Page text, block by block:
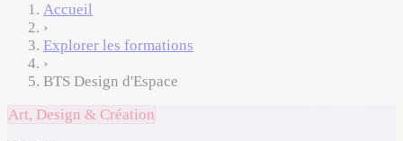
Accueil
›
Explorer les formations
›
BTS Design d'Espace
Art, Design & Création